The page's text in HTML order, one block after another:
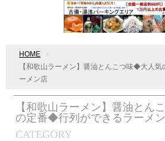
HOME
【和歌山ラーメン】醤油とんこつ味◆大人
ーメン店
CATEGORY
【和歌山ラーメン】醤油とん
の定番◆行列ができるラーメ